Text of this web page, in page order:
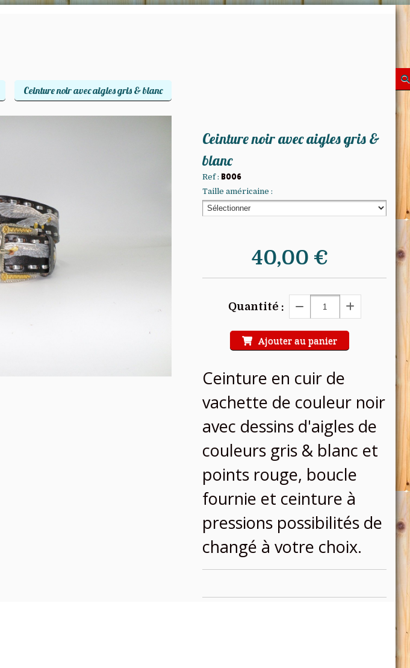
Ceinture noir avec aigles gris & blanc
Ceinture noir avec aigles gris &
blanc
Ref : B006
Taille américaine :
40,00 €
Quantité :
Ajouter au panier
Ceinture en cuir de
vachette de couleur noir
avec dessins d'aigles de
couleurs gris & blanc et
points rouge, boucle
fournie et ceinture à
pressions possibilités de
changé à votre choix.